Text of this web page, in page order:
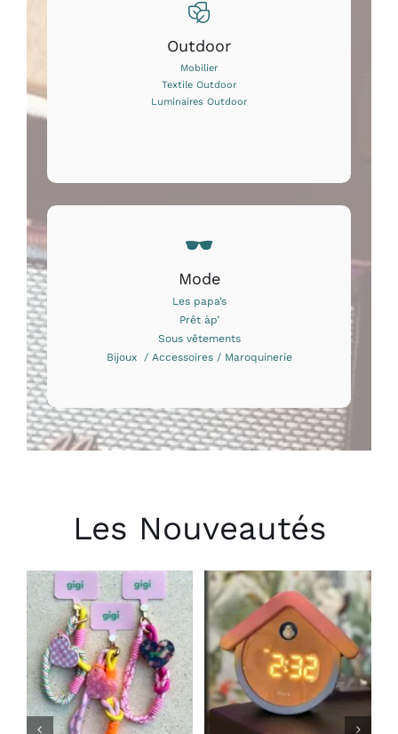
Outdoor
Mobilier
Textile Outdoor
Luminaires Outdoor
Mode
Les papa’s
Prêt àp’
Sous vêtements
Bijoux / Accessoires / Maroquinerie
Les Nouveautés
CHOIX DES
OPTIONS
CE
PRODUIT
A
PLUSIEURS
/
DÉTAILS
AJOUTER AU
PANIER
/
DÉTAILS